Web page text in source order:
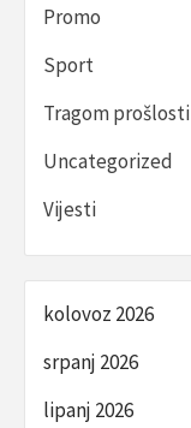
Promo
Sport
Tragom prošlosti
Uncategorized
Vijesti
kolovoz 2026
srpanj 2026
lipanj 2026